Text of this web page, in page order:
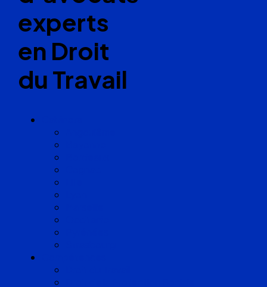
experts
en Droit
du Travail